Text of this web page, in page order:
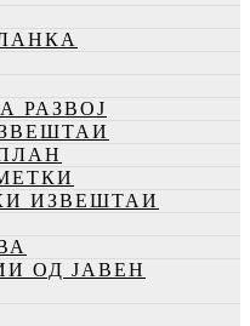
РАЗВОЈ
ИЗВЕШТАИ
ОД ЈАВЕН